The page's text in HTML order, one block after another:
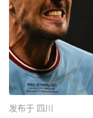
发布于 四川